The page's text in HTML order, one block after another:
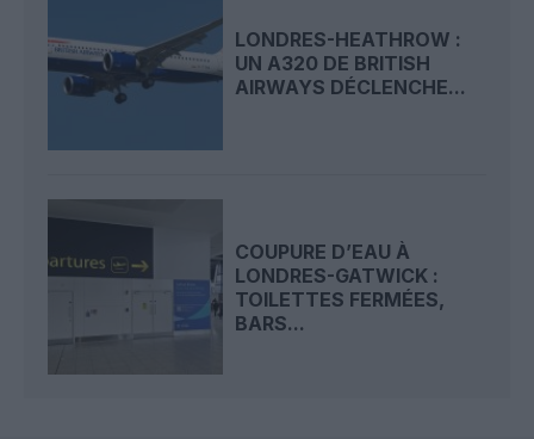
LONDRES-HEATHROW :
UN A320 DE BRITISH
AIRWAYS DÉCLENCHE...
COUPURE D’EAU À
LONDRES-GATWICK :
TOILETTES FERMÉES,
BARS...